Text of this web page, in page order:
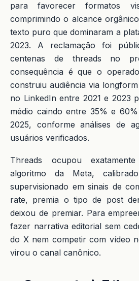
para favorecer formatos
comprimindo o alcance
texto puro que dominaram a
2023. A reclamação foi
centenas de threads no
consequência é que o
construiu audiência via
no LinkedIn entre 2021 e 2023
médio caindo entre 35% e
2025, conforme análises de
usuários verificados.
Threads ocupou
algoritmo da Meta,
supervisionado em sinais de
rate, premia o tipo de post
deixou de premiar. Para
fazer narrativa editorial sem
do X nem competir com vídeo
virou o canal canônico.